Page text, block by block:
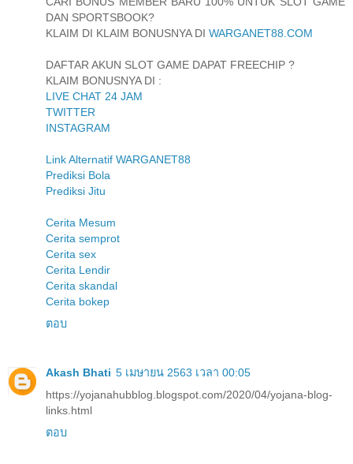
DAN SPORTSBOOK?
KLAIM DI KLAIM BONUSNYA DI WARGANET88.COM
DAFTAR AKUN SLOT GAME DAPAT FREECHIP ?
KLAIM BONUSNYA DI :
LIVE CHAT 24 JAM
TWITTER
INSTAGRAM
Link Alternatif WARGANET88
Prediksi Bola
Prediksi Jitu
Cerita Mesum
Cerita semprot
Cerita sex
Cerita Lendir
Cerita skandal
Cerita bokep
ตอบ
Akash Bhati 5 เมษายน 2563 เวลา 00:05
https://yojanahubblog.blogspot.com/2020/04/yojana-blog-
links.html
ตอบ